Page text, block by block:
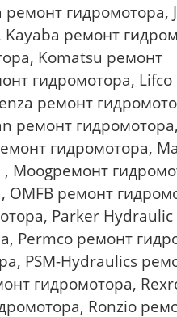
гидромотора,
ремонт
Komatsu ремонт
гидромотора,
ремонт
ремонт
гидромотора,
Moogремонт
ремонт
Parker
Permco ремонт
PSM-Hydraulics
гидромотора,
Ronzio